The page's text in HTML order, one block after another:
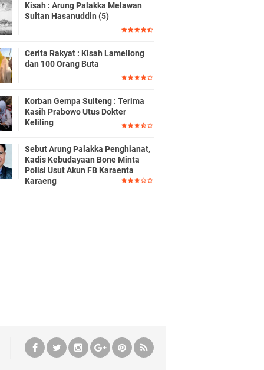
Kisah : Arung Palakka Melawan
Sultan Hasanuddin (5)
Cerita Rakyat : Kisah Lamellong
dan 100 Orang Buta
Korban Gempa Sulteng : Terima
Kasih Prabowo Utus Dokter
Keliling
Sebut Arung Palakka Penghianat,
Kadis Kebudayaan Bone Minta
Polisi Usut Akun FB Karaenta
Karaeng